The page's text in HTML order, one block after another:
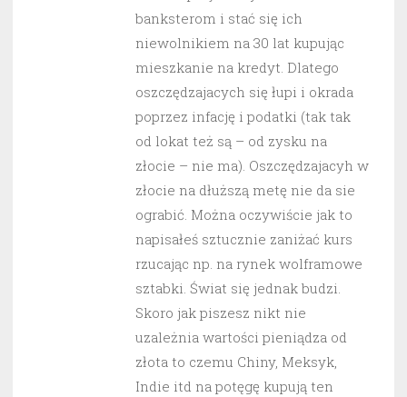
banksterom i stać się ich
niewolnikiem na 30 lat kupując
mieszkanie na kredyt. Dlatego
oszczędzajacych się łupi i okrada
poprzez infację i podatki (tak tak
od lokat też są – od zysku na
złocie – nie ma). Oszczędzajacyh w
złocie na dłuższą metę nie da sie
ograbić. Można oczywiście jak to
napisałeś sztucznie zaniżać kurs
rzucając np. na rynek wolframowe
sztabki. Świat się jednak budzi.
Skoro jak piszesz nikt nie
uzależnia wartości pieniądza od
złota to czemu Chiny, Meksyk,
Indie itd na potęgę kupują ten